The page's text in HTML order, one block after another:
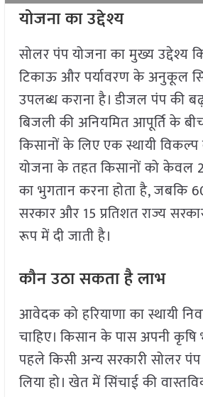
योजना का उद्देश्य
सोलर पंप योजना का मुख्य उद्देश्य
टिकाऊ और पर्यावरण के अनुकूल
उपलब्ध कराना है। डीजल पंप की
बिजली की अनियमित आपूर्ति के
किसानों के लिए एक स्थायी
योजना के तहत किसानों को केवल
का भुगतान करना होता है, जबकि
सरकार और 15 प्रतिशत राज्य
रूप में दी जाती है।
कौन उठा सकता है लाभ
आवेदक को हरियाणा का स्थायी
चाहिए। किसान के पास अपनी कृषि
पहले किसी अन्य सरकारी सोलर
लिया हो। खेत में सिंचाई की